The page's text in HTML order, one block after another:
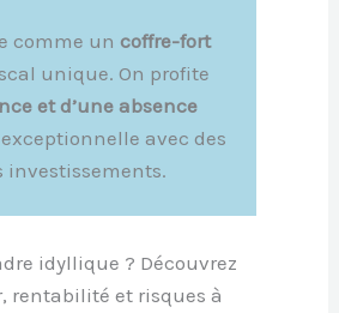
comme un coffre-fort
unique. On profite
et d’une absence
avec des
idyllique ? Découvrez
rentabilité et risques à